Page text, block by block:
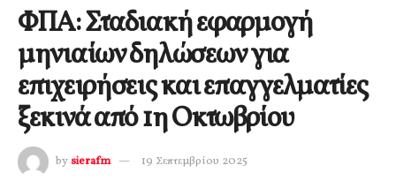
ΦΠΑ: Σταδιακή εφαρμογή
μηνιαίων δηλώσεων για
επιχειρήσεις και επαγγελματίες
ξεκινά από 1η Οκτωβρίου
by sierafm 19 Σεπτεμβρίου 2025